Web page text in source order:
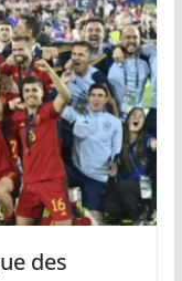
des